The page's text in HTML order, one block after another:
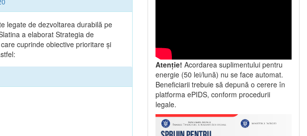
legate de dezvoltarea durabilă pe
a elaborat Strategia de
cuprinde obiective prioritare şi
Atenție! Acordarea suplimentului pentru
energie (50 lei/lună) nu se face automat.
Beneficiarii trebuie să depună o cerere în
platforma ePIDS, conform procedurii
legale.